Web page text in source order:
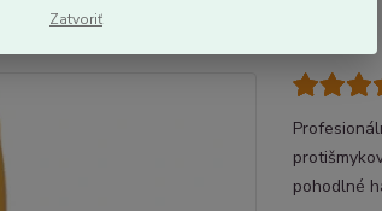
Gold
pohodlné
Zatvoriť